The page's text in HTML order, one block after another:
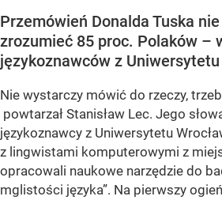
Przemówień Donalda Tuska
zrozumieć 85 proc. Polaków –
językoznawców z Uniwersytetu
Nie wystarczy mówić do rzeczy,
powtarzał Stanisław Lec. Jego
językoznawcy z Uniwersytetu
z lingwistami komputerowymi z
opracowali naukowe narzędzie do
mglistości języka”. Na pierwszy